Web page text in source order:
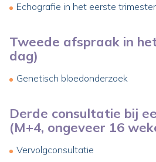
Echografie in het eerste trimester
Tweede afspraak in
dag)
Genetisch bloedonderzoek
Derde consultatie bij
(M+4, ongeveer 16
Vervolgconsultatie